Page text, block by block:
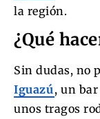
la región.
¿Qué
Sin dudas, no
Iguazú, un
unos tragos